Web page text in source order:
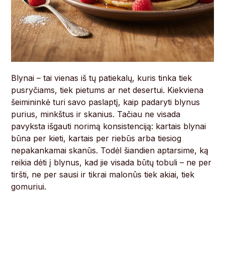
Blynai – tai vienas iš tų patiekalų, kuris tinka tiek
pusryčiams, tiek pietums ar net desertui. Kiekviena
šeimininkė turi savo paslaptį, kaip padaryti blynus
purius, minkštus ir skanius. Tačiau ne visada
pavyksta išgauti norimą konsistenciją: kartais blynai
būna per kieti, kartais per riebūs arba tiesiog
nepakankamai skanūs. Todėl šiandien aptarsime, ką
reikia dėti į blynus, kad jie visada būtų tobuli – ne per
tiršti, ne per sausi ir tikrai malonūs tiek akiai, tiek
gomuriui.